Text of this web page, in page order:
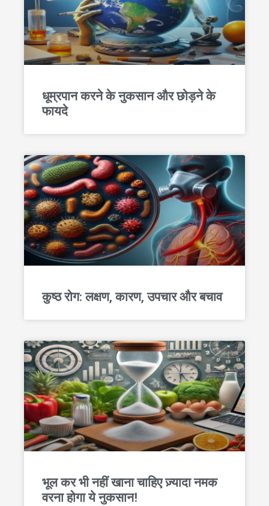
धूम्रपान करने के नुकसान और छोड़ने के
फायदे
कुष्ठ रोग: लक्षण, कारण, उपचार और बचाव
भूल कर भी नहीं खाना चाहिए ज़्यादा नमक
वरना होगा ये नुकसान!